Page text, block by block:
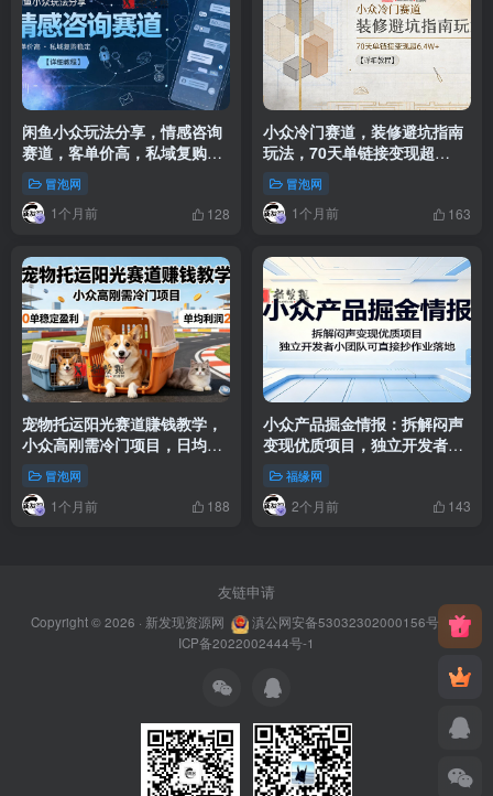
闲鱼小众玩法分享，情感咨询
赛道，客单价高，私域复购稳
冒泡网
1个月前 128
小众冷门赛道，装修避坑指南
玩法，70天单链接变现超
冒泡网
1个月前 163
宠物托运阳光赛道賺钱教学，
小众高刚需冷门项目，日均10
单稳定盈利，单均利润200+
冒泡网
1个月前 188
小众产品掘金情报：拆解闷声
变现优质项目，独立开发者小
团队可直接抄作业落地
福缘网
2个月前 143
友链申请
Copyright © 2026 · 新发现资源网 滇公网安备53032302000156号
滇
ICP备2022002444号-1